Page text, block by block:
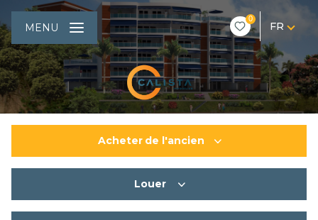
0
FR
MENU
Acheter de l'ancien
Du neuf
Louer